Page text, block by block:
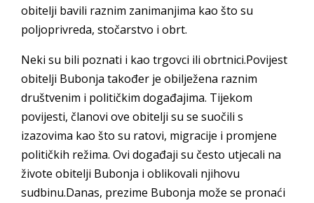
obitelji bavili raznim zanimanjima kao što su
poljoprivreda, stočarstvo i obrt.
Neki su bili poznati i kao trgovci ili obrtnici.Povijest
obitelji Bubonja također je obilježena raznim
društvenim i političkim događajima. Tijekom
povijesti, članovi ove obitelji su se suočili s
izazovima kao što su ratovi, migracije i promjene
političkih režima. Ovi događaji su često utjecali na
živote obitelji Bubonja i oblikovali njihovu
sudbinu.Danas, prezime Bubonja može se pronaći